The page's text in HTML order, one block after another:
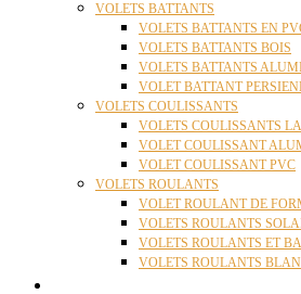
VOLETS BATTANTS
VOLETS BATTANTS EN
VOLETS BATTANTS BOIS
VOLETS BATTANTS
VOLET BATTANT
VOLETS COULISSANTS
VOLETS COULISSANTS
VOLET COULISSANT
VOLET COULISSANT PVC
VOLETS ROULANTS
VOLET ROULANT DE
VOLETS ROULANTS
VOLETS ROULANTS ET
VOLETS ROULANTS